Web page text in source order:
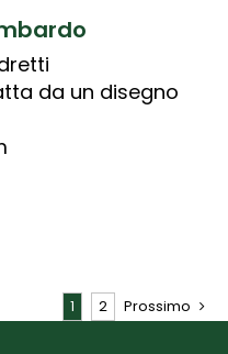
da un disegno
1 2 Prossimo